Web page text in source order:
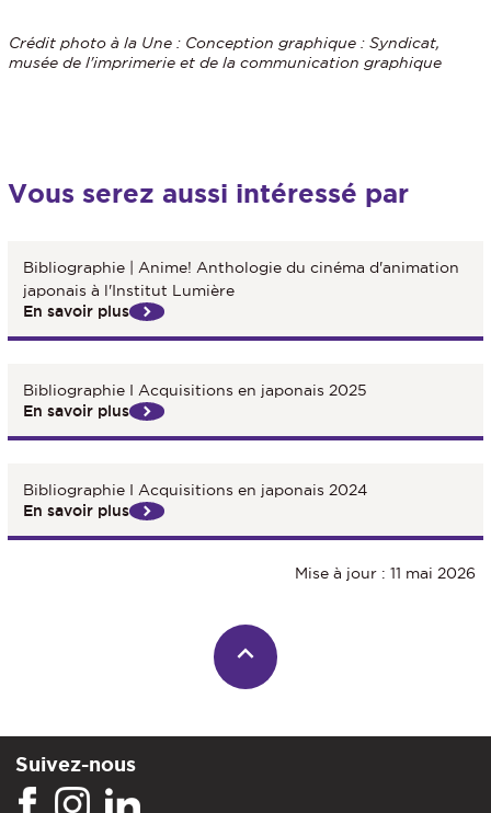
Crédit photo à la Une : Conception graphique : Syndicat,
musée de l'imprimerie et de la communication graphique
Vous serez aussi intéressé par
Bibliographie | Anime! Anthologie du cinéma d'animation
japonais à l'Institut Lumière
En savoir plus
Bibliographie I Acquisitions en japonais 2025
En savoir plus
Bibliographie I Acquisitions en japonais 2024
En savoir plus
Mise à jour : 11 mai 2026
Suivez-nous